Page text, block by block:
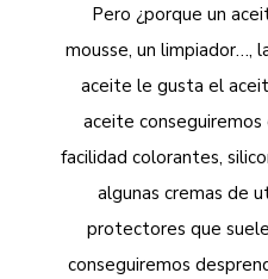
Pero ¿porque un
mousse, un limpiador…,
aceite le gusta el
aceite
facilidad colorantes,
algunas cremas de
protectores que
conseguiremos